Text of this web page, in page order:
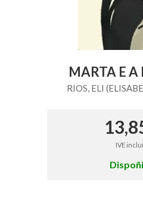
MARTA E A
RIOS, ELI
IVE